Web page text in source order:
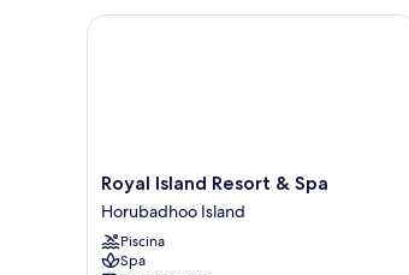
Royal
Island
Resort
&
Spa
Royal Island Resort & Spa
Horubadhoo Island
Piscina
Spa
Royal Island Resort & Spa